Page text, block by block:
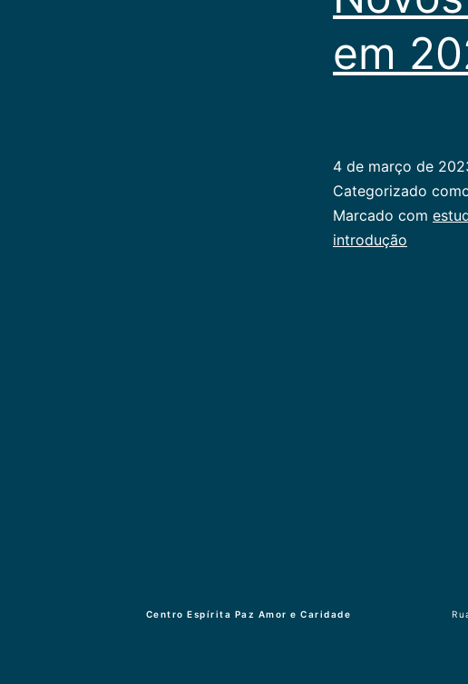
em
4 de março de
Categorizado
Marcado com
introdução
Centro Espírita Paz Amor e Caridade